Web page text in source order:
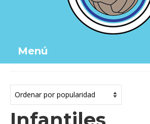
Menú
Actividades
Imágenes